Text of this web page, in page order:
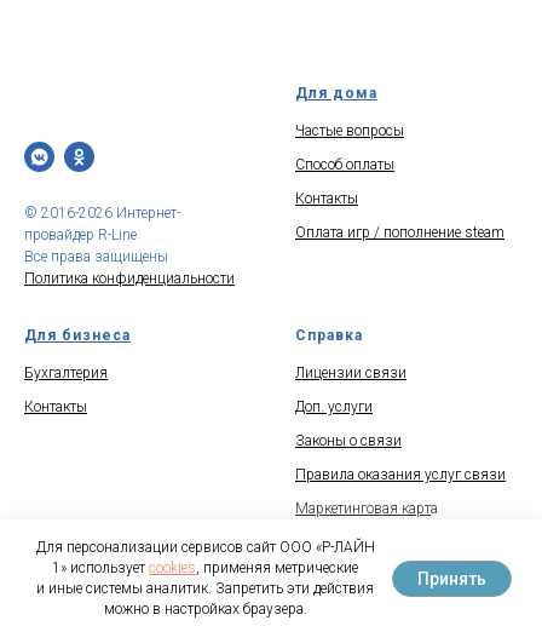
Для персонализации сервисов сайт ООО «Р-ЛАЙН
1» используетcookies, применяя метрические
и иные системы аналитик. Запретить эти действия
можно в настройках браузера.
Принять
© 2016-2026 Интернет-
провайдер R-Line
Все права защищены
Политика конфиденциальности
Для дома
Частые вопросы
Способ оплаты
Контакты
Оплата игр / пополнение steam
Для бизнеса
Бухгалтерия
Контакты
Справка
Лицензии связи
Доп. услуги
Законы о связи
Правила оказания услуг связи
Маркетинговая карта
О компании